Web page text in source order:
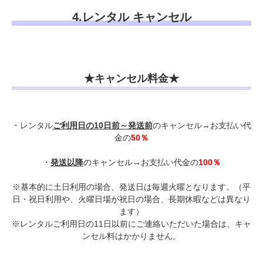
4.レンタル キャンセル
★キャンセル料金★
・レンタルご利用日の10日前～発送前のキャンセル→お支払い代
金の50％
・ 発送以降のキャンセル→お支払い代金の100％
※基本的に土日利用の場合、発送日は毎週火曜となります。（平
日・祝日利用や、火曜日場が祝日の場合、長期休暇などは異なり
ます）
※レンタルご利用日の11日以前にご連絡いただいた場合は、キャ
ンセル料はかかりません。